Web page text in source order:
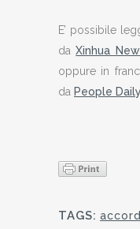
E’ possibile
daXinhua
oppure in
da People Daily
TAGS: